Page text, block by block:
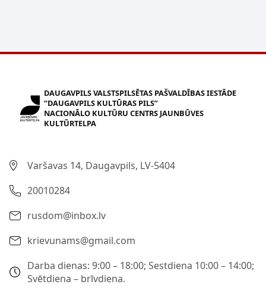
DAUGAVPILS VALSTSPILSĒTAS PAŠVALDĪBAS IESTĀDE
“DAUGAVPILS KULTŪRAS PILS”
NACIONĀLO KULTŪRU CENTRS JAUNBŪVES
KULTŪRTELPA
Varšavas 14, Daugavpils, LV-5404
20010284
rusdom@inbox.lv
krievunams@gmail.com
Darba dienas: 9:00 – 18:00; Sestdiena 10:00 – 14:00;
Svētdiena – brīvdiena.